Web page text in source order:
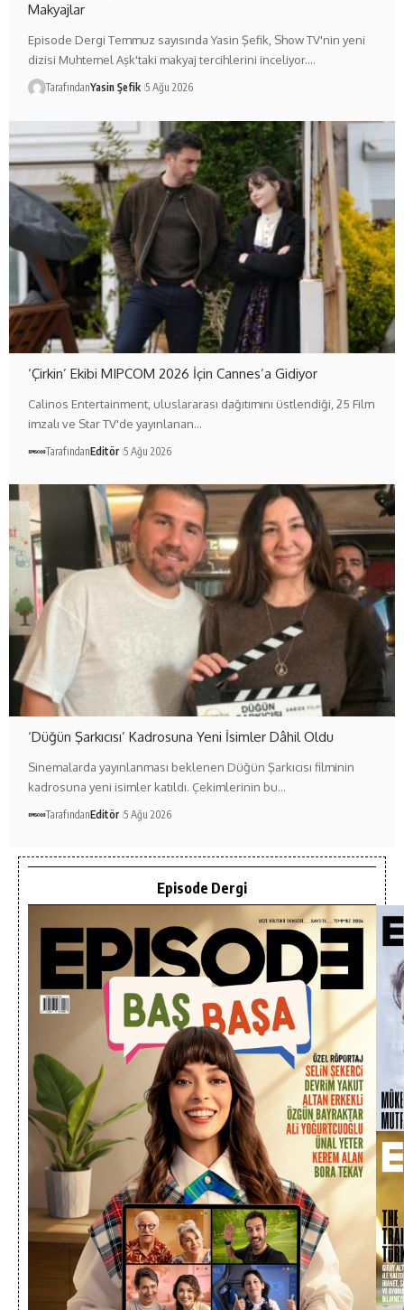
Makyajlar
Episode Dergi Temmuz sayısında Yasin Şefik, Show TV'nin yeni
dizisi Muhtemel Aşk'taki makyaj tercihlerini inceliyor.…
TarafındanYasin Şefik 5 Ağu 2026
‘Çirkin’ Ekibi MIPCOM 2026 İçin Cannes’a Gidiyor
Calinos Entertainment, uluslararası dağıtımını üstlendiği, 25 Film
imzalı ve Star TV'de yayınlanan…
TarafındanEditör 5 Ağu 2026
‘Düğün Şarkıcısı’ Kadrosuna Yeni İsimler Dâhil Oldu
Sinemalarda yayınlanması beklenen Düğün Şarkıcısı filminin
kadrosuna yeni isimler katıldı. Çekimlerinin bu…
TarafındanEditör 5 Ağu 2026
Episode Dergi